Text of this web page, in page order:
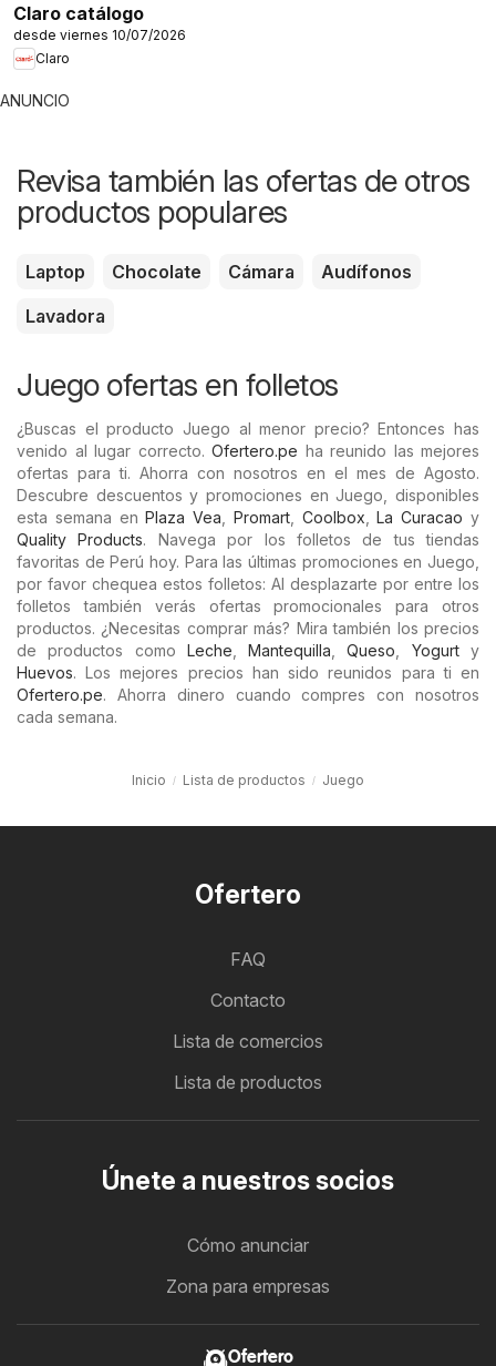
Claro catálogo
desde viernes 10/07/2026
Claro
ANUNCIO
Revisa también las ofertas de otros
productos populares
Laptop Chocolate Cámara
Audífonos
Lavadora
Juego ofertas en folletos
¿Buscas el producto Juego al menor precio? Entonces has
venido al lugar correcto. Ofertero.pe ha reunido las mejores
ofertas para ti. Ahorra con nosotros en el mes de Agosto.
Descubre descuentos y promociones en Juego, disponibles
esta semana enPlaza Vea Promart, Coolbox ,La Curacao y
Quality Products. Navega por los folletos de tus tiendas
favoritas de Perú hoy. Para las últimas promociones en Juego,
por favor chequea estos folletos: Al desplazarte por entre los
folletos también verás ofertas promocionales para otros
productos. ¿Necesitas comprar más? Mira también los precios
de productos como Leche ,Mantequilla ,Queso Yogurty
Huevos. Los mejores precios han sido reunidos para ti en
Ofertero.pe. Ahorra dinero cuando compres con nosotros
cada semana.
Inicio Lista de productos Juego
Ofertero
FAQ
Contacto
Lista de comercios
Lista de productos
Únete a nuestros socios
Cómo anunciar
Zona para empresas
Ofertero